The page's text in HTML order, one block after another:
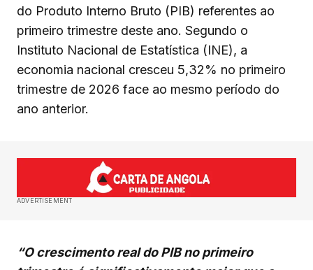
do Produto Interno Bruto (PIB) referentes ao
primeiro trimestre deste ano. Segundo o
Instituto Nacional de Estatística (INE), a
economia nacional cresceu 5,32% no primeiro
trimestre de 2026 face ao mesmo período do
ano anterior.
ADVERTISEMENT
“O crescimento real do PIB no primeiro